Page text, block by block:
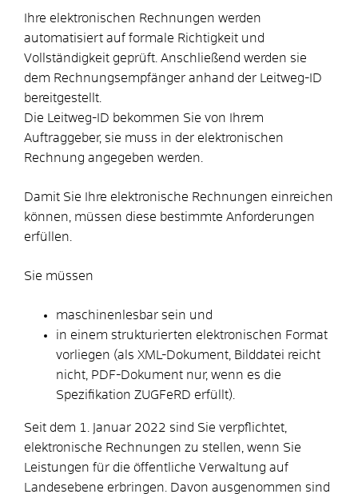
Ihre elektronischen Rechnungen werden
automatisiert auf formale Richtigkeit und
Vollständigkeit geprüft. Anschließend werden sie
dem Rechnungsempfänger anhand der Leitweg-ID
bereitgestellt.
Die Leitweg-ID bekommen Sie von Ihrem
Auftraggeber, sie muss in der elektronischen
Rechnung angegeben werden.
Damit Sie Ihre elektronische Rechnungen einreichen
können, müssen diese bestimmte Anforderungen
erfüllen.
Sie müssen
maschinenlesbar sein und
in einem strukturierten elektronischen Format
vorliegen (als XML-Dokument, Bilddatei reicht
nicht, PDF-Dokument nur, wenn es die
Spezifikation ZUGFeRD erfüllt).
Seit dem 1. Januar 2022 sind Sie verpflichtet,
elektronische Rechnungen zu stellen, wenn Sie
Leistungen für die öffentliche Verwaltung auf
Landesebene erbringen. Davon ausgenommen sind